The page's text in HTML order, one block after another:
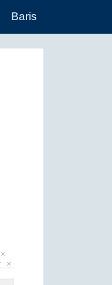
Baris